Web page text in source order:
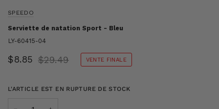
SPEEDO
Serviette de natation Sport - Bleu
LY-60415-04
$8.85 $29.49 VENTE FINALE
L'ARTICLE EST EN RUPTURE DE STOCK